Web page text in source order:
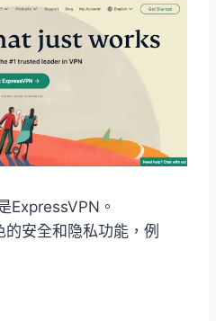
ExpressVPN。
安全和隐私功能，例